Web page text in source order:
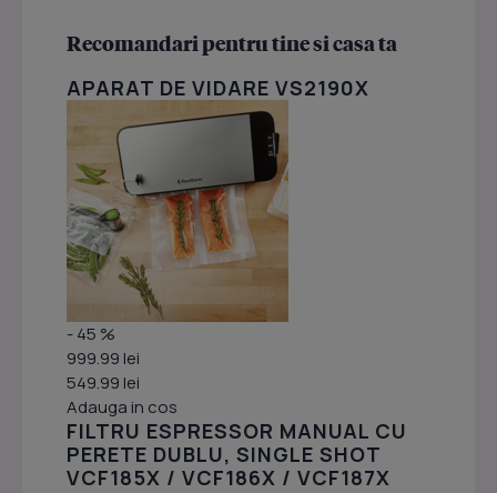
Recomandari pentru tine si casa ta
APARAT DE VIDARE VS2190X
- 45 %
999.99 lei
549.99 lei
Adauga in cos
FILTRU ESPRESSOR MANUAL CU
PERETE DUBLU, SINGLE SHOT
VCF185X / VCF186X / VCF187X